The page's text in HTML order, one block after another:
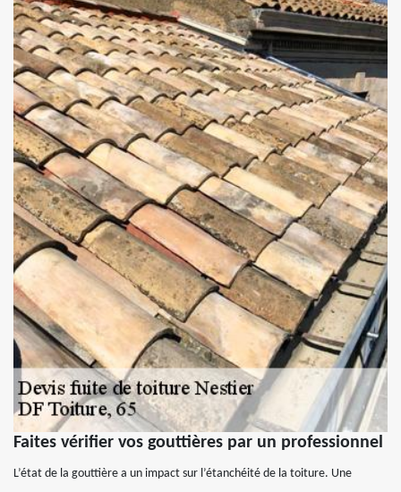
Faites vérifier vos gouttières par un professionnel
L’état de la gouttière a un impact sur l’étanchéité de la toiture. Une